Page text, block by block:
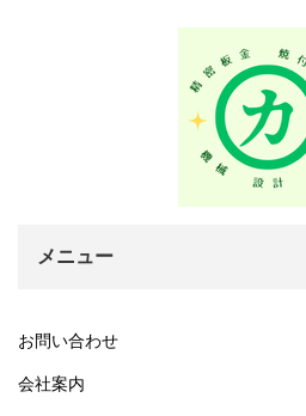
メニュー
お問い合わせ
会社案内